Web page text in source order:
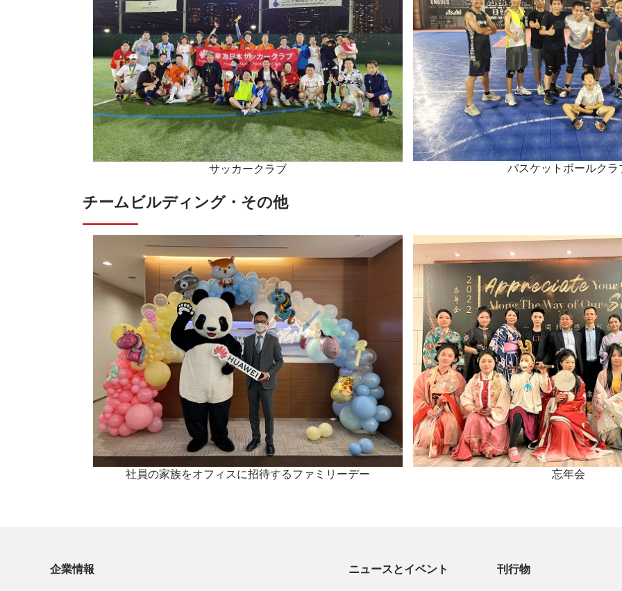
サッカークラブ バスケットボールクラ
チームビルディング・その他
社員の家族をオフィスに招待するファミリーデー 忘年会
企業情報 ニュースとイベント 刊行物